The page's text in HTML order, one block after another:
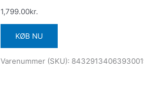
1,799.00kr.
KØB NU
Varenummer (SKU):